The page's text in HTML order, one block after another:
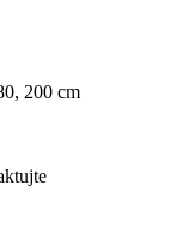
200 cm